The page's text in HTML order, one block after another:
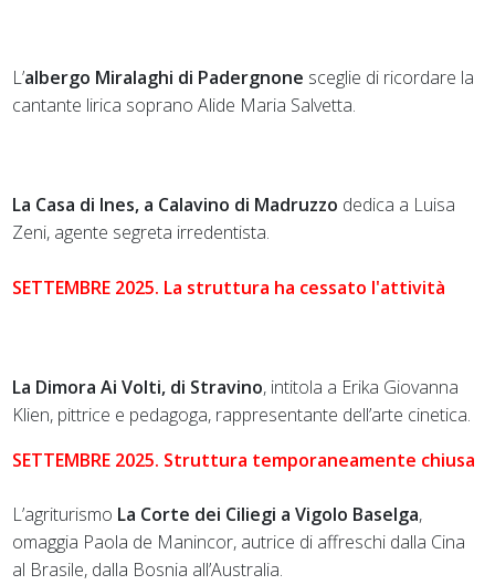
L’albergo Miralaghi di Padergnone sceglie di ricordare la
cantante lirica soprano Alide Maria Salvetta.
La Casa di Ines, a Calavino di Madruzzo dedica a Luisa
Zeni, agente segreta irredentista.
SETTEMBRE 2025. La struttura ha cessato l'attività
La Dimora Ai Volti, di Stravino, intitola a Erika Giovanna
Klien, pittrice e pedagoga, rappresentante dell’arte cinetica.
SETTEMBRE 2025. Struttura temporaneamente chiusa
L’agriturismo La Corte dei Ciliegi a Vigolo Baselga,
omaggia Paola de Manincor, autrice di affreschi dalla Cina
al Brasile, dalla Bosnia all’Australia.